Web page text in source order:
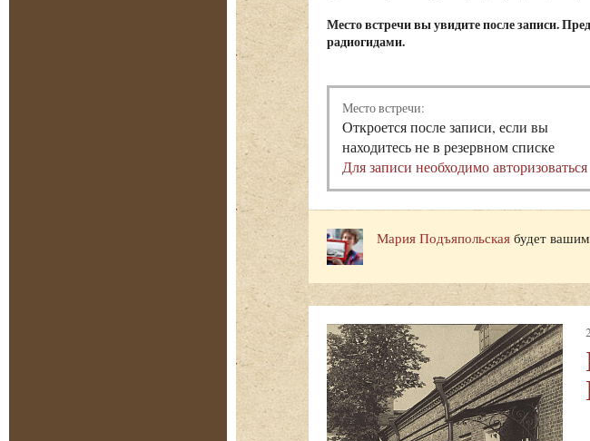
Место встречи вы увидите после записи.
радиогидами.
Место встречи:
Откроется после записи, если вы
находитесь не в резервном списке
Для записи необходимо авторизоваться
Мария Подъяпольская будет